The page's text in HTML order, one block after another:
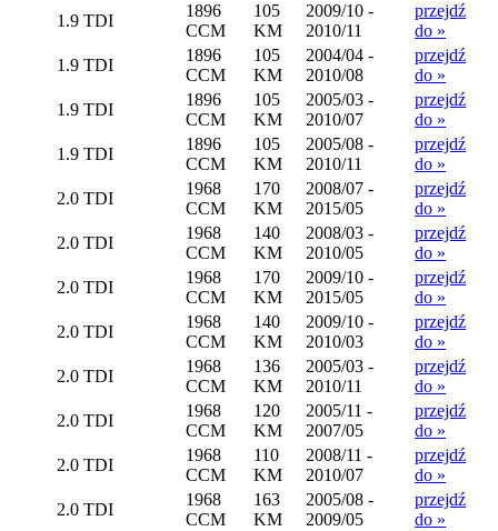
1.9 TDI
1896
CCM
105
KM
2009/10 -
2010/11
przejdź
do »
1.9 TDI
1896
CCM
105
KM
2004/04 -
2010/08
przejdź
do »
1.9 TDI
1896
CCM
105
KM
2005/03 -
2010/07
przejdź
do »
1.9 TDI
1896
CCM
105
KM
2005/08 -
2010/11
przejdź
do »
2.0 TDI
1968
CCM
170
KM
2008/07 -
2015/05
przejdź
do »
2.0 TDI
1968
CCM
140
KM
2008/03 -
2010/05
przejdź
do »
2.0 TDI
1968
CCM
170
KM
2009/10 -
2015/05
przejdź
do »
2.0 TDI
1968
CCM
140
KM
2009/10 -
2010/03
przejdź
do »
2.0 TDI
1968
CCM
136
KM
2005/03 -
2010/11
przejdź
do »
2.0 TDI
1968
CCM
120
KM
2005/11 -
2007/05
przejdź
do »
2.0 TDI
1968
CCM
110
KM
2008/11 -
2010/07
przejdź
do »
2.0 TDI
1968
CCM
163
KM
2005/08 -
2009/05
przejdź
do »